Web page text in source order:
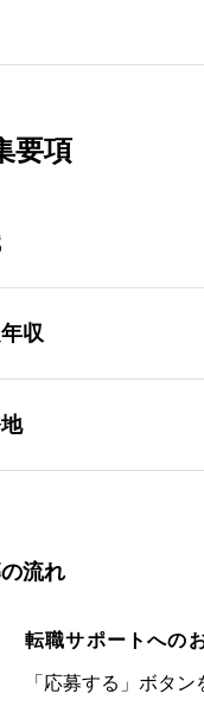
要項
収
流れ
転職サポートへの
「応募する」ボタ